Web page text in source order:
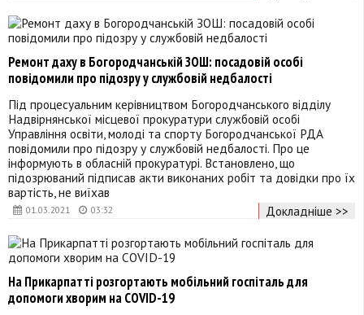
01.03.2021 03:32
Ремонт даху в Богородчанській ЗОШ: посадовій особі
повідомили про підозру у службовій недбалості
Під процесуальним керівництвом Богородчанського відділу
Надвірнянської місцевої прокуратури службовій особі
Управління освіти, молоді та спорту Богородчанської РДА
повідомили про підозру у службовій недбалості. Про це
інформують в обласній прокуратурі. Встановлено, що
підозрюваний підписав акти виконаних робіт та довідки про їх
вартість, не виїхав
Докладніше >>
На Прикарпатті розгортають мобільний госпіталь для
допомоги хворим на COVID-19